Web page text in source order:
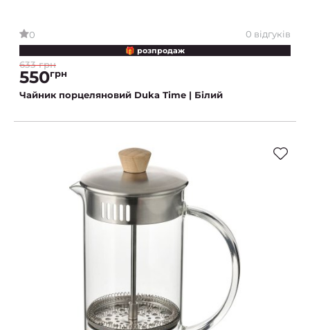
0 0 відгуків
🎁 розпродаж
633 грн
550грн
Чайник порцеляновий Duka Time | Білий